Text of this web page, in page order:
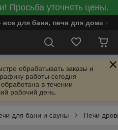
Просьба уточнять цены.
все для бани, печи для дома и
обрабатывать заказы и
работы сегодня
в течении
рабочий день.
для бани и сауны Печи